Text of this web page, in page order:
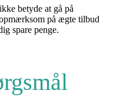
betyde at gå på
på ægte tilbud
spare penge.